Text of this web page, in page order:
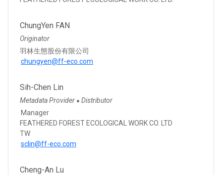
ChungYen FAN
Originator
羽林生態股份有限公司
chungyen@ff-eco.com
Sih-Chen Lin
Metadata Provider ● Distributor
Manager
FEATHERED FOREST ECOLOGICAL WORK CO. LTD
TW
sclin@ff-eco.com
Cheng-An Lu